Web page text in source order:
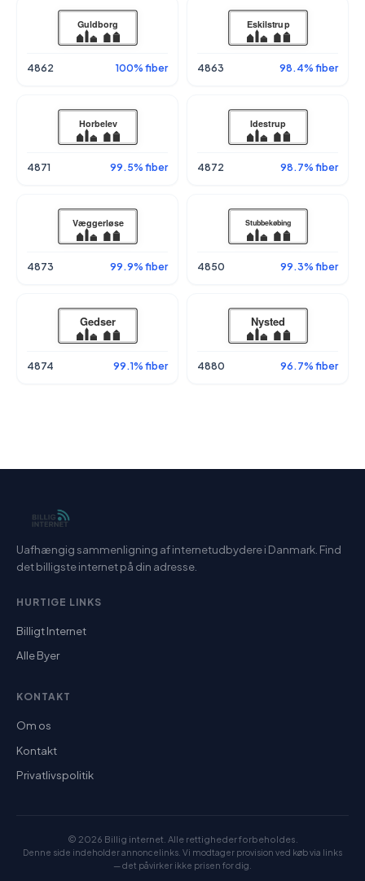
4862 100% fiber 4863 98.4% fiber
4871 99.5% fiber 4872 98.7% fiber
4873 99.9% fiber 4850 99.3% fiber
4874 99.1% fiber 4880 96.7% fiber
Uafhængig sammenligning af internetudbydere i Danmark. Find
det billigste internet på din adresse.
HURTIGE LINKS
Billigt Internet
Alle Byer
KONTAKT
Om os
Kontakt
Privatlivspolitik
© 2026 Billig internet. Alle rettigheder forbeholdes.
Denne side indeholder annoncelinks. Vi modtager provision ved køb via links
— det påvirker ikke prisen for dig.